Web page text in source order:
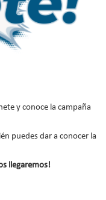
y Reforma
sobre su
para el periodo
para que conozca cuál
del proceso y las
y conoce la campaña
puedes dar a conocer la
llegaremos!